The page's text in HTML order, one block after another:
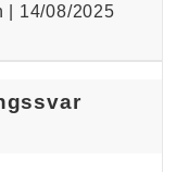
| 14/08/2025